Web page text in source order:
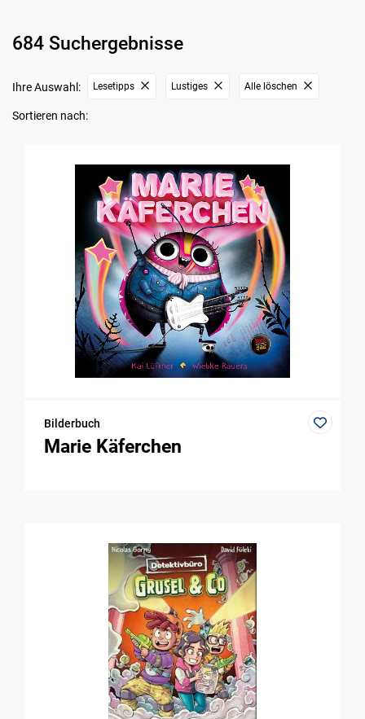
684 Suchergebnisse
Ihre Auswahl: Lesetipps Lustiges Alle löschen
Sortieren nach:
Bilderbuch
Marie Käferchen